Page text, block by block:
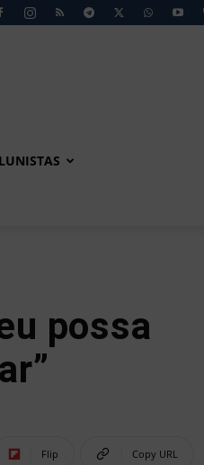
possa
Flip Copy URL